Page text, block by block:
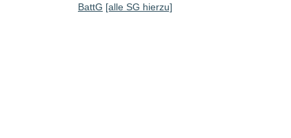
BattG [alle SG hierzu]